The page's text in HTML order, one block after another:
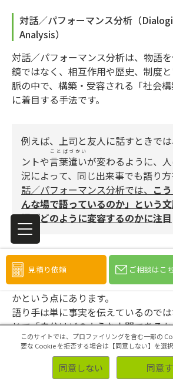
対話／パフォーマンス分析（
Analysis）
対話／パフォーマンス分析は、物語
鏡ではなく、相互作用や歴史、制度
脈の中で、構築・受容される「社会
に着目する手法です。
例えば、上司と友人に話すときで
ントや言葉遣い
ことばづかい
が変わるように、
況によって、同じ出来事でも語り方
話／パフォーマンス分析では、 こ
んな場で語っているのか」という
語がどのように変容するのかに注目
分析の焦点となるのは、 語り手と聞
性から、歴史・文化といったマクロな
諸条件によって、物語がどのように
かという点にあります。
語り手は単に事実を伝えているので
じて「自分はどのような人間である
ティティをいかに遂行（パフォーマ
が、分析上の重要な鍵となります。
見積り依頼 ご相談はこ
このサイトでは、プロファイリングを含む一部の
要な Cookie を拒否する場合は【同意しない】を選択
同意しない 同意